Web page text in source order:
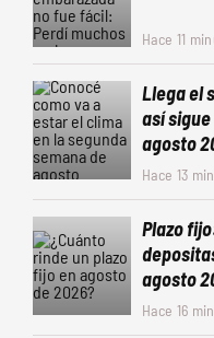
Hace 11
Llega el
así
agosto
Hace 13
Plazo
agosto
Hace 16